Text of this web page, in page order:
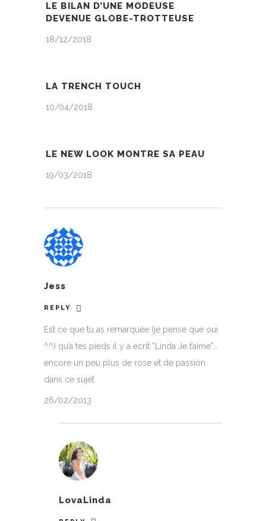
LE BILAN D’UNE MODEUSE
DEVENUE GLOBE-TROTTEUSE
18/12/2018
LA TRENCH TOUCH
10/04/2018
LE NEW LOOK MONTRE SA PEAU
19/03/2018
Jess
REPLY
Est ce que tu as remarquée (je pense que oui
^^) qu’à tes pieds il y a ecrit “Linda Je t’aime”…
encore un peu plus de rose et de passion
dans ce sujet
26/02/2013
LovaLinda